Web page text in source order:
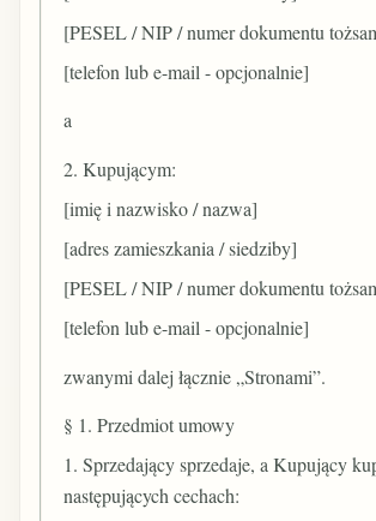
[PESEL / NIP / numer dokumentu
[telefon lub e-mail - opcjonalnie]
a
2. Kupującym:
[imię i nazwisko / nazwa]
[adres zamieszkania / siedziby]
[PESEL / NIP / numer dokumentu
[telefon lub e-mail - opcjonalnie]
zwanymi dalej łącznie „Stronami”.
§ 1. Przedmiot umowy
1. Sprzedający sprzedaje, a Kupujący
następujących cechach: